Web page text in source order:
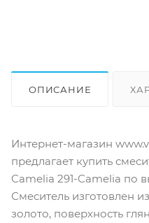
ОПИСАНИЕ
Интернет-магазин
предлагает купить
Camelia 291-Camelia по
Смеситель изготовлен
золото, поверхность